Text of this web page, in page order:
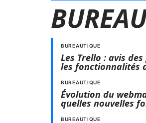
BUREAUTIQUE
Les Trello : avis
les fonctionnalités
BUREAUTIQUE
Évolution du
quelles nouvelles
BUREAUTIQUE